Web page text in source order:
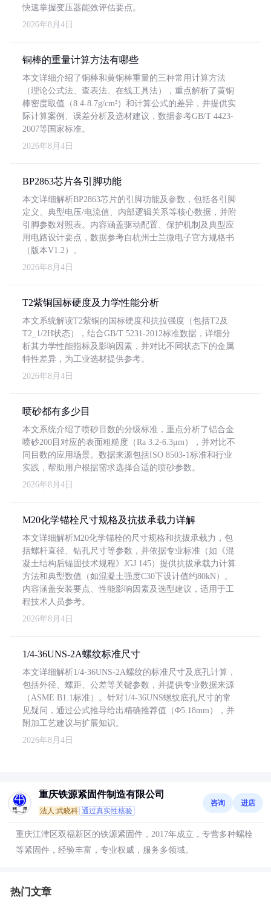
快速掌握变压器能效评估要点。
2026年8月4日
铜棒的重量计算方法有哪些
本文详细介绍了铜棒和黄铜棒重量的三种常用计算方法
（理论公式法、查表法、在线工具法），重点解析了黄铜
棒密度取值（8.4-8.7g/cm³）和计算公式的差异，并提供实
际计算案例、误差分析及选材建议，数据参考GB/T 4423-
2007等国家标准。
2026年8月4日
BP2863芯片各引脚功能
本文详细解析BP2863芯片的引脚功能及参数，包括各引脚
定义、典型电压/电流值、内部逻辑关系等核心数据，并附
引脚参数对照表。内容涵盖驱动配置、保护机制及典型应
用电路设计要点，数据参考自杭州士兰微电子官方规格书
（版本V1.2）。
2026年8月4日
T2紫铜国标硬度及力学性能分析
本文系统解读T2紫铜的国标硬度和抗拉强度（包括T2及
T2_1/2H状态），结合GB/T 5231-2012标准数据，详细分
析其力学性能指标及影响因素，并对比不同状态下的金属
特性差异，为工业选材提供参考。
2026年8月4日
喷砂都有多少目
本文系统介绍了喷砂目数的分级标准，重点分析了铝合金
喷砂200目对应的表面粗糙度（Ra 3.2-6.3μm），并对比不
同目数的应用场景。数据来源包括ISO 8503-1标准和行业
实践，帮助用户根据需求选择合适的喷砂参数。
2026年8月4日
M20化学锚栓尺寸规格及抗拔承载力详解
本文详细解析M20化学锚栓的尺寸规格和抗拔承载力，包
括螺杆直径、钻孔尺寸等参数，并依据专业标准（如《混
凝土结构后锚固技术规程》JGJ 145）提供抗拔承载力计算
方法和典型数值（如混凝土强度C30下设计值约80kN）。
内容涵盖安装要点、性能影响因素及选型建议，适用于工
程技术人员参考。
2026年8月4日
1/4-36UNS-2A螺纹标准尺寸
本文详细解析1/4-36UNS-2A螺纹的标准尺寸及底孔计算，
包括外径、螺距、公差等关键参数，并提供专业数据来源
（ASME B1.1标准）。针对1/4-36UNS螺纹底孔尺寸的常
见疑问，通过公式推导给出精确推荐值（Φ5.18mm），并
附加工艺建议与扩展知识。
2026年8月4日
重庆铁源紧固件制造有限公司
法人:武晓科 通过真实性核验
咨询 进店
重庆江津区双福新区的铁源紧固件，2017年成立，专营多种螺栓
等紧固件，经验丰富，专业权威，服务多领域。
热门文章